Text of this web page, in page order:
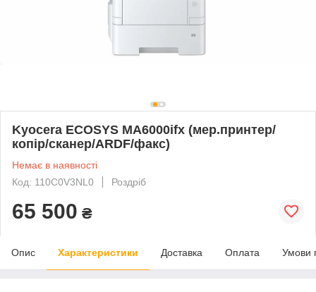
Kyocera ECOSYS MA6000ifx (мер.принтер/
копір/сканер/ARDF/факс)
Немає в наявності
Код: 110C0V3NL0
Роздріб
65 500 ₴
Опис Характеристики Доставка Оплата Умови